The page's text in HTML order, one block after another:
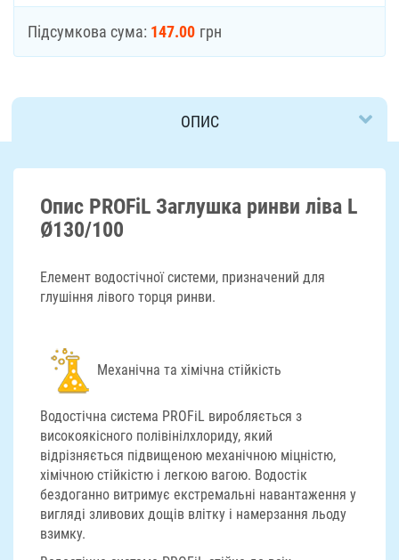
Підсумкова сума: 147.00 грн
ОПИС
ДОСТАВКА
Опис PROFiL Заглушка ринви ліва L
Ø130/100
Елемент водостічної системи, призначений для
глушіння лівого торця ринви.
Механічна та хімічна стійкість
Водостічна система PROFiL виробляється з
високоякісного полівінілхлориду, який
відрізняється підвищеною механічною міцністю,
хімічною стійкістю і легкою вагою. Водостік
бездоганно витримує екстремальні навантаження у
вигляді зливових дощів влітку і намерзання льоду
взимку.